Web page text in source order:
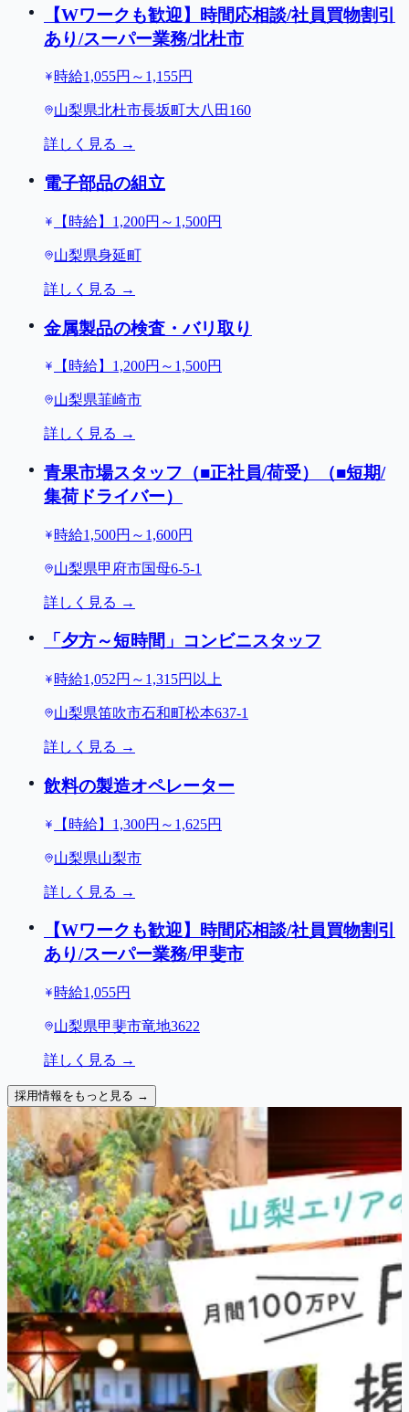
【Wワークも歓迎】時間応相談/社員買物割引
あり/スーパー業務/北杜市
時給1,055円～1,155円
山梨県北杜市長坂町大八田160
詳しく見る →
電子部品の組立
【時給】1,200円～1,500円
山梨県身延町
詳しく見る →
金属製品の検査・バリ取り
【時給】1,200円～1,500円
山梨県韮崎市
詳しく見る →
青果市場スタッフ（■正社員/荷受）（■短期/
集荷ドライバー）
時給1,500円～1,600円
山梨県甲府市国母6-5-1
詳しく見る →
「夕方～短時間」コンビニスタッフ
時給1,052円～1,315円以上
山梨県笛吹市石和町松本637-1
詳しく見る →
飲料の製造オペレーター
【時給】1,300円～1,625円
山梨県山梨市
詳しく見る →
【Wワークも歓迎】時間応相談/社員買物割引
あり/スーパー業務/甲斐市
時給1,055円
山梨県甲斐市竜地3622
詳しく見る →
採用情報をもっと見る →